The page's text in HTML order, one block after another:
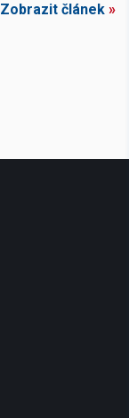
Zobrazit článek »